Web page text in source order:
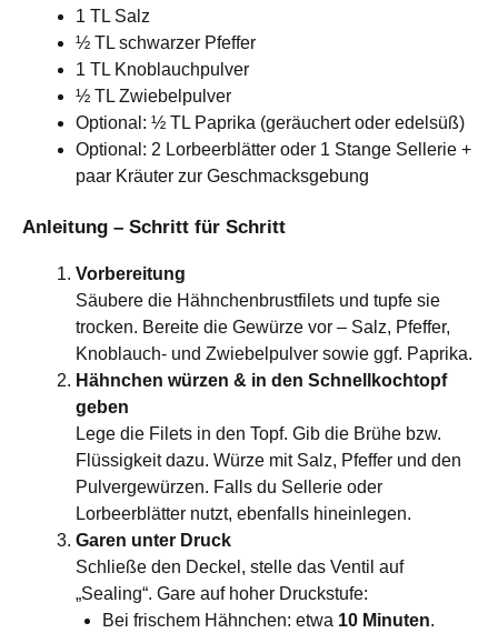
1 TL Salz
½ TL schwarzer Pfeffer
1 TL Knoblauchpulver
½ TL Zwiebelpulver
Optional: ½ TL Paprika (geräuchert oder edelsüß)
Optional: 2 Lorbeerblätter oder 1 Stange Sellerie +
paar Kräuter zur Geschmacksgebung
Anleitung – Schritt für Schritt
Vorbereitung
Säubere die Hähnchenbrustfilets und tupfe sie
trocken. Bereite die Gewürze vor – Salz, Pfeffer,
Knoblauch- und Zwiebelpulver sowie ggf. Paprika.
Hähnchen würzen & in den Schnellkochtopf
geben
Lege die Filets in den Topf. Gib die Brühe bzw.
Flüssigkeit dazu. Würze mit Salz, Pfeffer und den
Pulvergewürzen. Falls du Sellerie oder
Lorbeerblätter nutzt, ebenfalls hineinlegen.
Garen unter Druck
Schließe den Deckel, stelle das Ventil auf
„Sealing“. Gare auf hoher Druckstufe:
Bei frischem Hähnchen: etwa 10 Minuten.